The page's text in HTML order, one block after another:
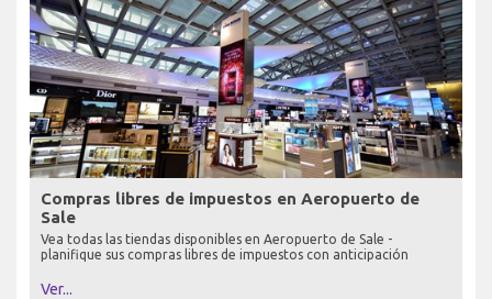
Compras libres de impuestos en Aeropuerto de
Sale
Vea todas las tiendas disponibles en Aeropuerto de Sale -
planifique sus compras libres de impuestos con anticipación
Ver...